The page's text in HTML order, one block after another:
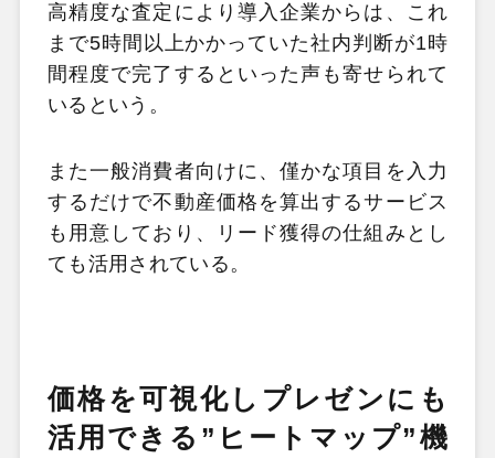
高精度な査定により導入企業からは、これ
まで5時間以上かかっていた社内判断が1時
間程度で完了するといった声も寄せられて
いるという。
また一般消費者向けに、僅かな項目を入力
するだけで不動産価格を算出するサービス
も用意しており、リード獲得の仕組みとし
ても活用されている。
価格を可視化しプレゼンにも
活用できる”ヒートマップ”機